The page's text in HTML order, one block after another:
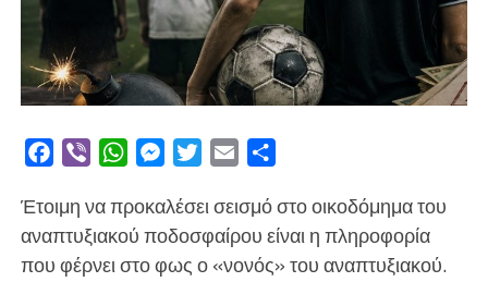
Facebook
Viber WhatsAppMessengerTwitterEmail
Έτοιμη να προκαλέσει σεισμό στο οικοδόμημα του
αναπτυξιακού ποδοσφαίρου είναι η πληροφορία
που φέρνει στο φως ο «νονός» του αναπτυξιακού.